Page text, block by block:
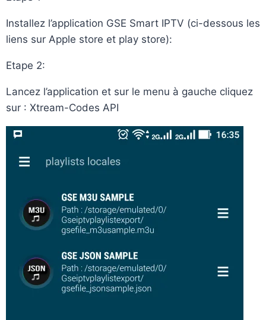
Installez l’application GSE Smart IPTV (ci-dessous les
liens sur Apple store et play store):
Etape 2:
Lancez l’application et sur le menu à gauche cliquez
sur : Xtream-Codes API